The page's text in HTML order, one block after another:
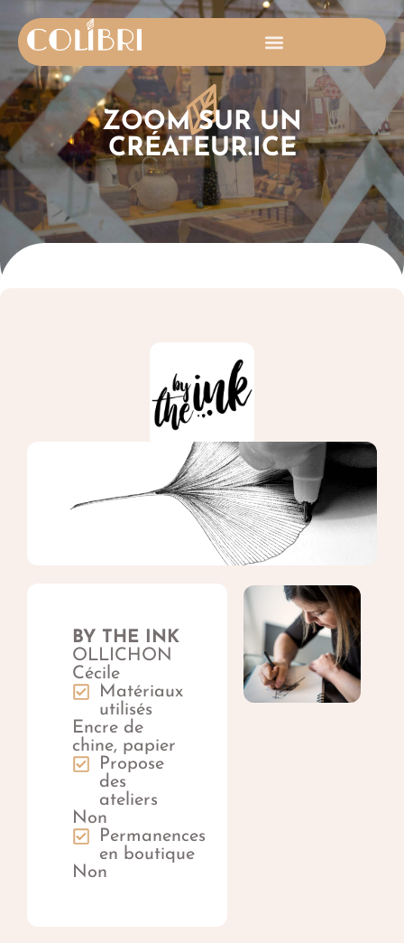
ZOOM SUR UN
CRÉATEUR.ICE
BY THE INK
OLLICHON
Cécile
Matériaux
utilisés
Encre de
chine, papier
Propose
des
ateliers
Non
Permanences
en boutique
Non